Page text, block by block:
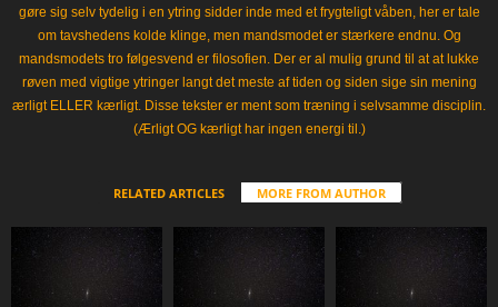
gøre sig selv tydelig i en ytring sidder inde med et frygteligt våben, her er tale
om tavshedens kolde klinge, men mandsmodet er stærkere endnu. Og
mandsmodets tro følgesvend er filosofien. Der er al mulig grund til at at lukke
røven med vigtige ytringer langt det meste af tiden og siden sige sin mening
ærligt ELLER kærligt. Disse tekster er ment som træning i selvsamme disciplin.
(Ærligt OG kærligt har ingen energi til.)
RELATED ARTICLES MORE FROM AUTHOR